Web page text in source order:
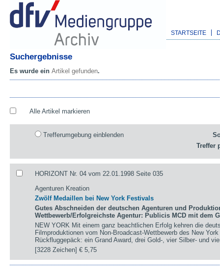
STARTSEITE
Suchergebnisse
Es wurde ein Artikel gefunden.
Alle Artikel markieren
Trefferumgebung einblenden
Treffer
HORIZONT Nr. 04 vom 22.01.1998 Seite 035
Agenturen Kreation
Zwölf Medaillen bei New York Festivals
Gutes Abschneiden der deutschen Agenturen und
Wettbewerb/Erfolgreichste Agentur: Publicis MCD mit dem
NEW YORK Mit einem ganz beachtlichen Erfolg kehren die
Filmproduktionen vom Non-Broadcast-Wettbewerb des New
Rückfluggepäck: ein Grand Award, drei Gold-, vier Silber- und
[3228 Zeichen]€ 5,75